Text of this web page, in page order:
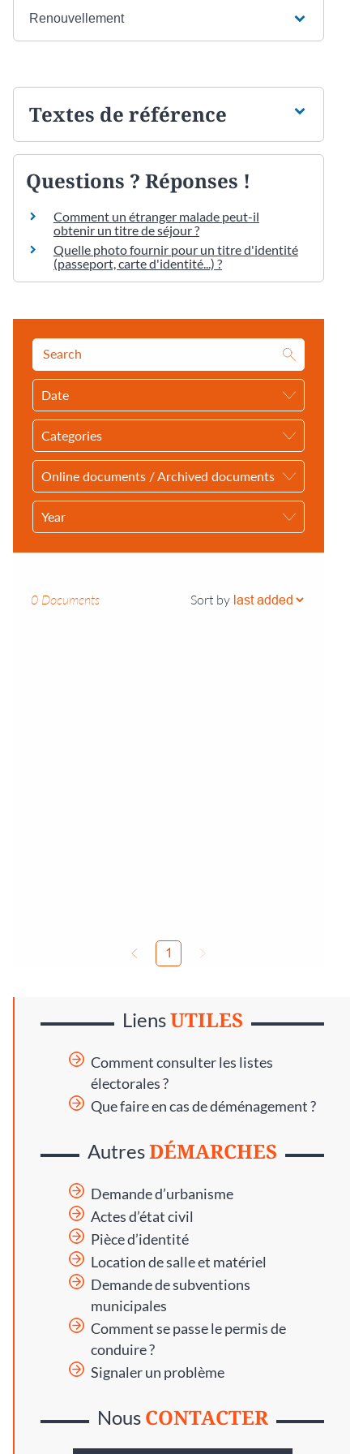
Renouvellement
Textes de référence
Questions ? Réponses !
Comment un étranger malade peut-il
obtenir un titre de séjour ?
Quelle photo fournir pour un titre d'identité
(passeport, carte d'identité...) ?
LiensUTILES
Comment consulter les listes
électorales ?
Que faire en cas de déménagement ?
AutresDÉMARCHES
Demande d’urbanisme
Actes d’état civil
Pièce d’identité
Location de salle et matériel
Demande de subventions
municipales
Comment se passe le permis de
conduire ?
Signaler un problème
Nous CONTACTER